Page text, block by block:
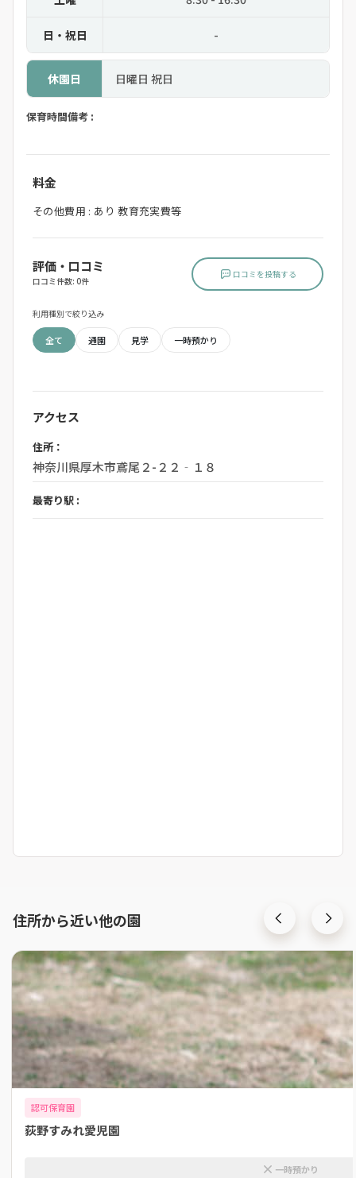
日・祝日 -
休園日 日曜日 祝日
保育時間備考 :
料金
その他費用 : あり 教育充実費等
評価・口コミ
口コミ件数: 0件
口コミを投稿する
利用種別で絞り込み
全て 通園 見学 一時預かり
アクセス
住所：
神奈川県厚木市鳶尾２-２２‐１８
最寄り駅 :
住所から近い他の園
認可保育園
荻野すみれ愛児園
一時預かり